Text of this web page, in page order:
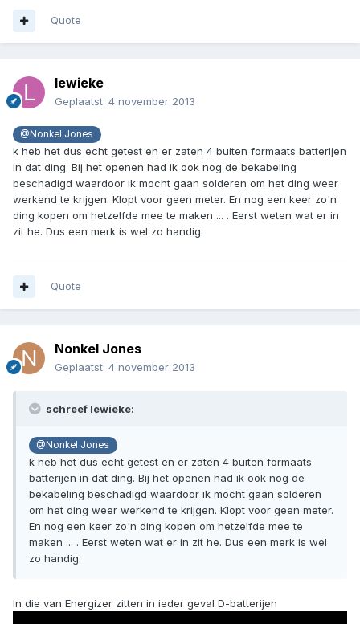
Quote
lewieke
Geplaatst: 4 november 2013
@Nonkel Jones
k heb het dus echt getest en er zaten 4 buiten formaats batterijen
in dat ding. Bij het openen had ik ook nog de bekabeling
beschadigd waardoor ik mocht gaan solderen om het ding weer
werkend te krijgen. Klopt voor geen meter. En nog een keer zo'n
ding kopen om hetzelfde mee te maken ... . Eerst weten wat er in
zit he. Dus een merk is wel zo handig.
Quote
Nonkel Jones
Geplaatst: 4 november 2013
schreef lewieke:
@Nonkel Jones
k heb het dus echt getest en er zaten 4 buiten formaats
batterijen in dat ding. Bij het openen had ik ook nog de
bekabeling beschadigd waardoor ik mocht gaan solderen
om het ding weer werkend te krijgen. Klopt voor geen meter.
En nog een keer zo'n ding kopen om hetzelfde mee te
maken ... . Eerst weten wat er in zit he. Dus een merk is wel
zo handig.
In die van Energizer zitten in ieder geval D-batterijen